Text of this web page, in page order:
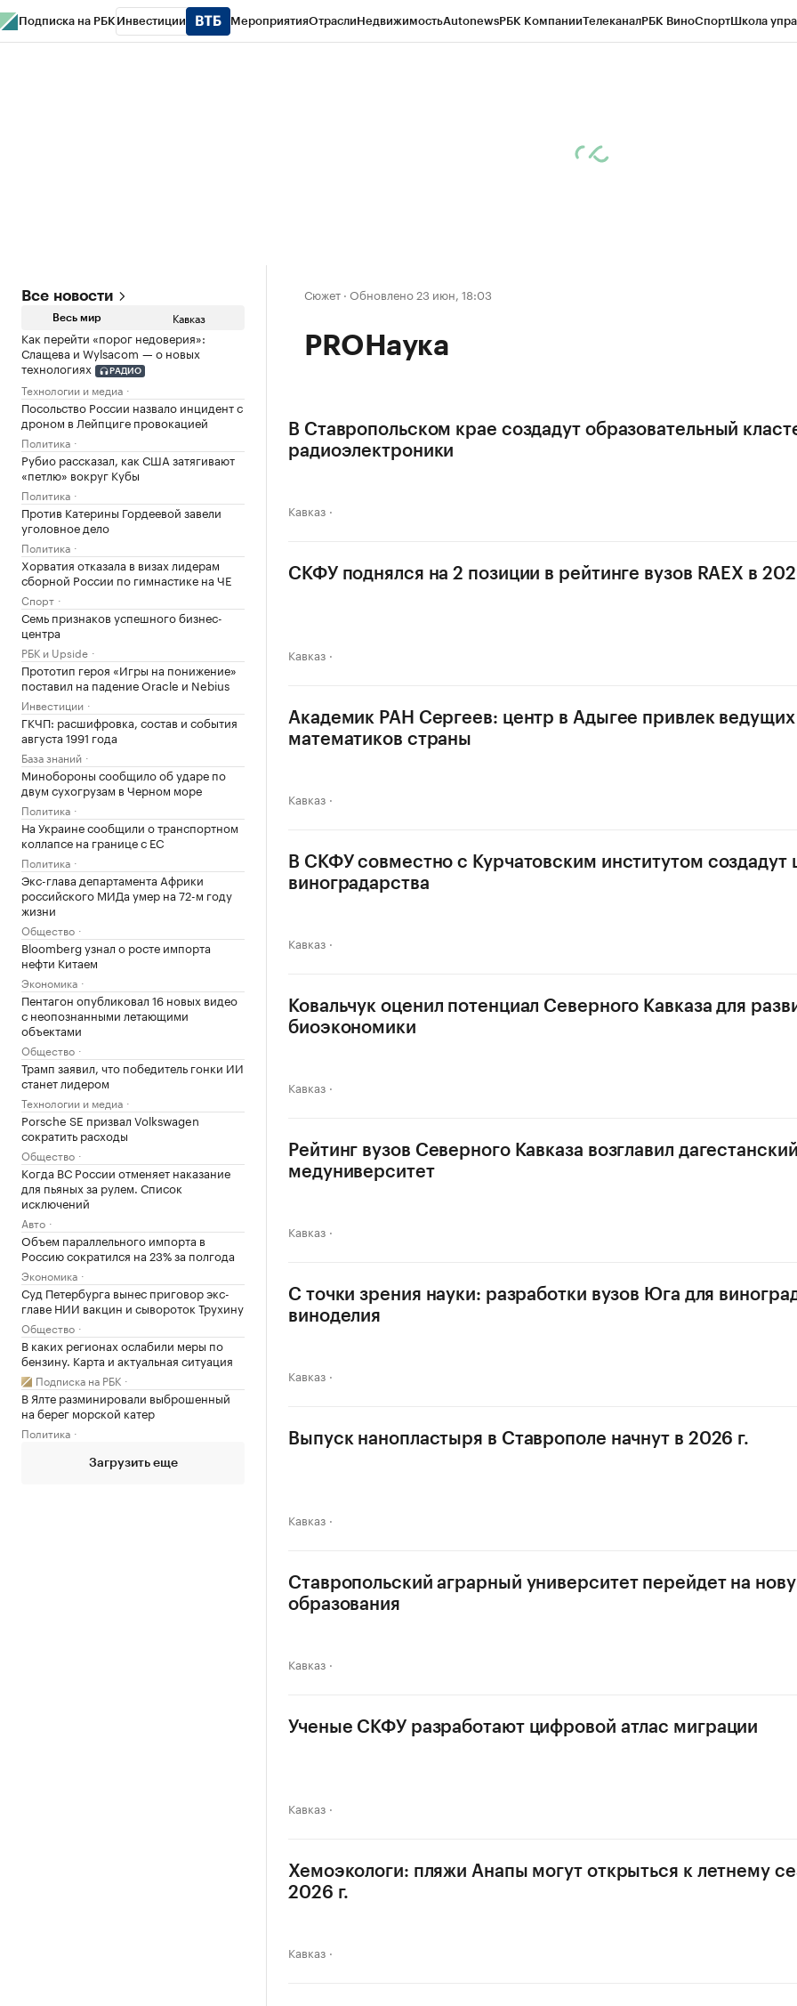
Подписка на РБК Инвестиции МероприятияОтраслиНедвижимостьAutonewsРБК КомпанииТелеканалРБК ВиноСпортШкола
Все новости
Весь мир Кавказ
Как перейти «порог недоверия»:
Слащева и Wylsacom — о новых
технологиях
РАДИО
Технологии и медиа
Посольство России назвало инцидент с
дроном в Лейпциге провокацией
Политика
Рубио рассказал, как США затягивают
«петлю» вокруг Кубы
Политика
Против Катерины Гордеевой завели
уголовное дело
Политика
Хорватия отказала в визах лидерам
сборной России по гимнастике на ЧЕ
Спорт
Семь признаков успешного бизнес-
центра
РБК и Upside
Прототип героя «Игры на понижение»
поставил на падение Oracle и Nebius
Инвестиции
ГКЧП: расшифровка, состав и события
августа 1991 года
База знаний
Минобороны сообщило об ударе по
двум сухогрузам в Черном море
Политика
На Украине сообщили о транспортном
коллапсе на границе с ЕС
Политика
Экс-глава департамента Африки
российского МИДа умер на 72-м году
жизни
Общество
Bloomberg узнал о росте импорта
нефти Китаем
Экономика
Пентагон опубликовал 16 новых видео
с неопознанными летающими
объектами
Общество
Трамп заявил, что победитель гонки ИИ
станет лидером
Технологии и медиа
Porsche SE призвал Volkswagen
сократить расходы
Общество
Когда ВС России отменяет наказание
для пьяных за рулем. Список
исключений
Авто
Объем параллельного импорта в
Россию сократился на 23% за полгода
Экономика
Суд Петербурга вынес приговор экс-
главе НИИ вакцин и сывороток Трухину
Общество
В каких регионах ослабили меры по
бензину. Карта и актуальная ситуация
Подписка на РБК
В Ялте разминировали выброшенный
на берег морской катер
Политика
Загрузить еще
Сюжет · Обновлено 23 июн, 18:03
PROНаука
В Ставропольском крае создадут образовательный
радиоэлектроники
Кавказ
СКФУ поднялся на 2 позиции в рейтинге вузов RAEX в
Кавказ
Академик РАН Сергеев: центр в Адыгее привлек ведущих
математиков страны
Кавказ
В СКФУ совместно с Курчатовским институтом создадут
виноградарства
Кавказ
Ковальчук оценил потенциал Северного Кавказа для
биоэкономики
Кавказ
Рейтинг вузов Северного Кавказа возглавил дагестанский
медуниверситет
Кавказ
С точки зрения науки: разработки вузов Юга для
виноделия
Кавказ
Выпуск нанопластыря в Ставрополе начнут в 2026 г.
Кавказ
Ставропольский аграрный университет перейдет на
образования
Кавказ
Ученые СКФУ разработают цифровой атлас миграции
Кавказ
Хемоэкологи: пляжи Анапы могут открыться к летнему
2026 г.
Кавказ